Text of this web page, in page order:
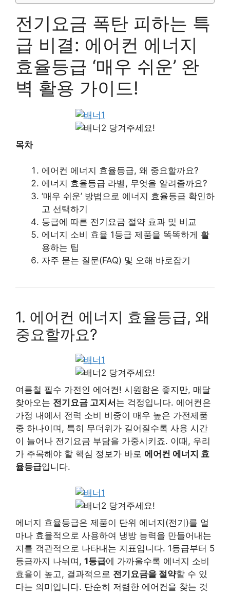
전기요금 폭탄 피하는 특
급 비결: 에어컨 에너지
효율등급 ‘매우 쉬운’ 완
벽 활용 가이드!
당겨주세요!
목차
에어컨 에너지 효율등급, 왜 중요할까요?
에너지 효율등급 라벨, 무엇을 알려줄까요?
‘매우 쉬운’ 방법으로 에너지 효율등급 확인하
고 선택하기
등급에 따른 전기요금 절약 효과 및 비교
에너지 소비 효율 1등급 제품을 똑똑하게 활
용하는 팁
자주 묻는 질문(FAQ) 및 오해 바로잡기
1. 에어컨 에너지 효율등급, 왜
중요할까요?
당겨주세요!
여름철 필수 가전인 에어컨! 시원함은 좋지만, 매달
찾아오는 전기요금 고지서 는 걱정입니다. 에어컨은
가정 내에서 전력 소비 비중이 매우 높은 가전제품
중 하나이며, 특히 무더위가 길어질수록 사용 시간
이 늘어나 전기요금 부담을 가중시키죠. 이때, 우리
가 주목해야 할 핵심 정보가 바로 에어컨 에너지 효
율등급입니다.
당겨주세요!
에너지 효율등급은 제품이 단위 에너지(전기)를 얼
마나 효율적으로 사용하여 냉방 능력을 만들어내는
지를 객관적으로 나타내는 지표입니다. 1등급부터 5
등급까지 나뉘며, 1등급에 가까울수록 에너지 소비
효율이 높고, 결과적으로 전기요금을 절약할 수 있
다는 의미입니다. 단순히 저렴한 에어컨을 찾는 것